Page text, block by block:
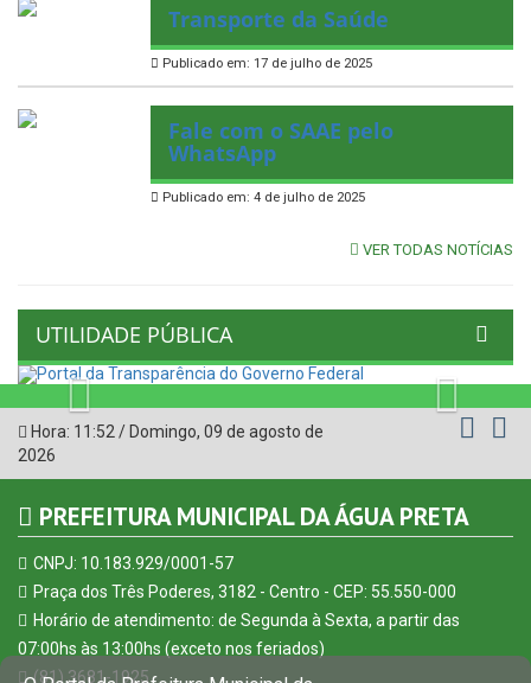
Transporte da Saúde
Publicado em: 17 de julho de 2025
Fale com o SAAE pelo
WhatsApp
Publicado em: 4 de julho de 2025
VER TODAS NOTÍCIAS
UTILIDADE PÚBLICA
Previous
Next
Hora: 11:52 / Domingo, 09 de agosto de
2026
PREFEITURA MUNICIPAL DA ÁGUA PRETA
CNPJ: 10.183.929/0001-57
Praça dos Três Poderes, 3182 - Centro - CEP: 55.550-000
Horário de atendimento: de Segunda à Sexta, a partir das
07:00hs às 13:00hs (exceto nos feriados)
(81) 3681-1925